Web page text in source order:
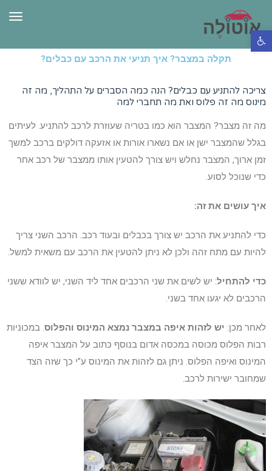
פתח סרגל נגישות
תקלה במצבר? איך תניעי את הרכב עם כבלים?
צריכה להתניע עם כבלים? הנה כמה הסברים על התהליך, מה זה
מינוס מה זה פלוס ואת מה תחברי למה
מה זה מצבר? המצבר הוא כמו בטריה שעוזרת לרכב להתניע. לעיתים
בגלל שהמצבר ישן או אם נשארו אורות או אזעקה דולקים ברכב למשך
זמן ארוך, המצבר נחלש ויש צורך להטעין אותו ממצבר של רכב אחר
כדי שנוכל לסוע.
איך עושים את זה:
כדי להתניע את הרכב יש צורך בכבלים ובעוד רכב. הרכב השני צריך
להיות עם מתח זהה ולכן לא ניתן להטעין את הרכב עם משאית למשל.
כדי להתחיל: יש לשים את שני הרכבים אחד ליד השני, יש לוודא ששני
הרכבים לא יגעו אחד בשני.
לאחר מכן: יש לזהות איפה במצבר נמצא המינוס והפלוס. במכוניות
רבות הפלוס מכוסה במכסה אדום בנוסף כתוב על המצבר איפה
המינוס ואיפה הפלוס. ניתן גם לזהות את המינוס ע”י כך שזה הצד
שמחובר ישירות לרכב.